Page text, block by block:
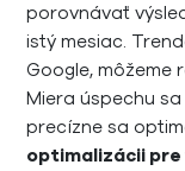
porovnávať
istý mesiac.
Google, môžeme
Miera úspechu
precízne sa
optimalizácii